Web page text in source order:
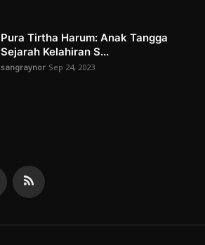
Pura Tirtha Harum: Anak Tangga
Sejarah Kelahiran S...
sangraynor Sep 24, 2023